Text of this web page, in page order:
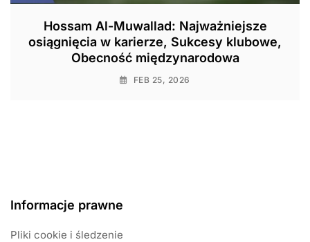
Hossam Al-Muwallad: Najważniejsze
osiągnięcia w karierze, Sukcesy klubowe,
Obecność międzynarodowa
FEB 25, 2026
Informacje prawne
Pliki cookie i śledzenie